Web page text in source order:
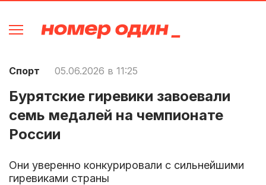
Спорт 05.06.2026 в 11:25
Бурятские гиревики завоевали
семь медалей на чемпионате
России
Они уверенно конкурировали с сильнейшими
гиревиками страны